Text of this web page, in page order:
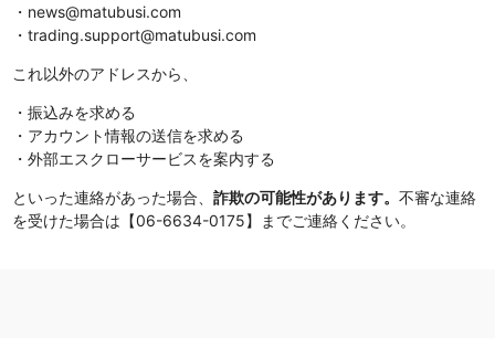
・news@matubusi.com
・trading.support@matubusi.com
これ以外のアドレスから、
・振込みを求める
・アカウント情報の送信を求める
・外部エスクローサービスを案内する
といった連絡があった場合、 詐欺の可能性があります。 不審な連絡
を受けた場合は【06-6634-0175】までご連絡ください。